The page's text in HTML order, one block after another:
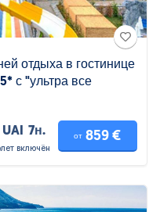
отдыха в гостинице
5* с "ультра все
UAI 7н.
включён
от 859 €